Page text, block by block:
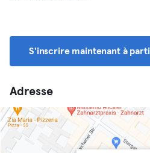
S'inscrire maintenant à
Adresse